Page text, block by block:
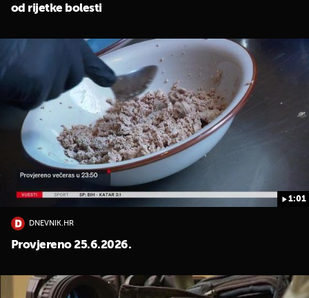
od rijetke bolesti
1:01
DNEVNIK.HR
Provjereno 25.6.2026.